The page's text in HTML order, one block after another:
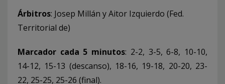
Árbitros: Josep Millán y Aitor Izquierdo (Fed.
Territorial de)
Marcador cada 5 minutos: 2-2, 3-5, 6-8, 10-10,
14-12, 15-13 (descanso), 18-16, 19-18, 20-20, 23-
22, 25-25, 25-26 (final).